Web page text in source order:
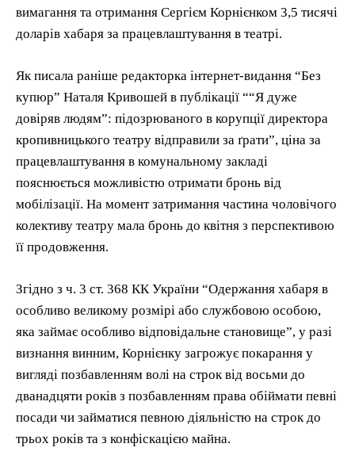
вимагання та отримання Сергієм Корнієнком 3,5 тисячі
доларів хабаря за працевлаштування в театрі.
Як писала раніше редакторка інтернет-видання “Без
купюр” Наталя Кривошей в публікації ““Я дуже
довіряв людям”: підозрюваного в корупції директора
кропивницького театру відправили за ґрати”, ціна за
працевлаштування в комунальному закладі
пояснюється можливістю отримати бронь від
мобілізації. На момент затримання частина чоловічого
колективу театру мала бронь до квітня з перспективою
її продовження.
Згідно з ч. 3 ст. 368 КК України “Одержання хабаря в
особливо великому розмірі або службовою особою,
яка займає особливо відповідальне становище”, у разі
визнання винним, Корнієнку загрожує покарання у
вигляді позбавленням волі на строк від восьми до
дванадцяти років з позбавленням права обіймати певні
посади чи займатися певною діяльністю на строк до
трьох років та з конфіскацією майна.